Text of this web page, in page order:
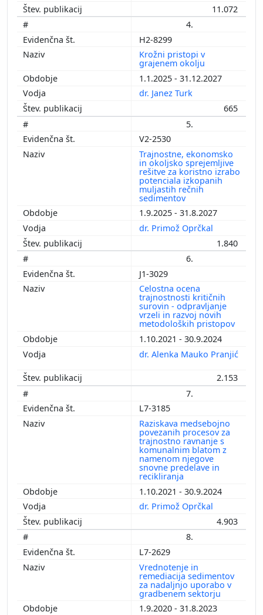
11.072
4.
H2-8299
Krožni pristopi v
grajenem okolju
1.1.2025 - 31.12.2027
dr. Janez Turk
665
5.
V2-2530
Trajnostne, ekonomsko
in okoljsko sprejemljive
rešitve za koristno izrabo
potenciala izkopanih
muljastih rečnih
sedimentov
1.9.2025 - 31.8.2027
dr. Primož Oprčkal
1.840
6.
J1-3029
Celostna ocena
trajnostnosti kritičnih
surovin - odpravljanje
vrzeli in razvoj novih
metodoloških pristopov
1.10.2021 - 30.9.2024
dr. Alenka Mauko Pranjić
2.153
7.
L7-3185
Raziskava medsebojno
povezanih procesov za
trajnostno ravnanje s
komunalnim blatom z
namenom njegove
snovne predelave in
recikliranja
1.10.2021 - 30.9.2024
dr. Primož Oprčkal
4.903
8.
L7-2629
Vrednotenje in
remediacija sedimentov
za nadaljnjo uporabo v
gradbenem sektorju
1.9.2020 - 31.8.2023